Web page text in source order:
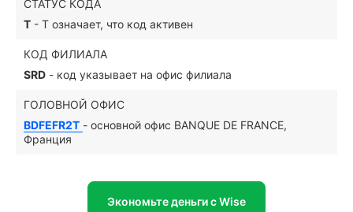
СТАТУС КОДА
T - T означает, что код активен
КОД ФИЛИАЛА
SRD - код указывает на офис филиала
ГОЛОВНОЙ ОФИС
BDFEFR2T - основной офис BANQUE DE FRANCE,
Франция
Экономьте деньги с Wise